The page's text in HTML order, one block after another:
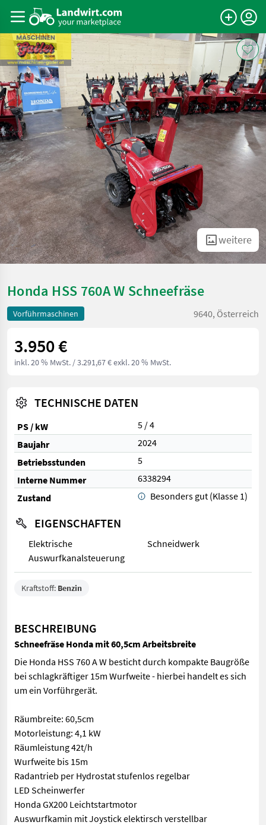
weitere
Honda HSS 760A W Schneefräse
Vorführmaschinen 9640, Österreich
3.950 €
inkl. 20 % MwSt. / 3.291,67 € exkl. 20 % MwSt.
TECHNISCHE DATEN
PS / kW
5 / 4
Baujahr
2024
Betriebsstunden
5
Interne Nummer
6338294
Zustand
Besonders gut (Klasse 1)
EIGENSCHAFTEN
Elektrische
Auswurfkanalsteuerung
Schneidwerk
Kraftstoff: Benzin
BESCHREIBUNG
Schneefräse Honda mit 60,5cm Arbeitsbreite
Die Honda HSS 760 A W besticht durch kompakte Baugröße
bei schlagkräftiger 15m Wurfweite - hierbei handelt es sich
um ein Vorführgerät.
Räumbreite: 60,5cm
Motorleistung: 4,1 kW
Räumleistung 42t/h
Wurfweite bis 15m
Radantrieb per Hydrostat stufenlos regelbar
LED Scheinwerfer
Honda GX200 Leichtstartmotor
Auswurfkamin mit Joystick elektirsch verstellbar